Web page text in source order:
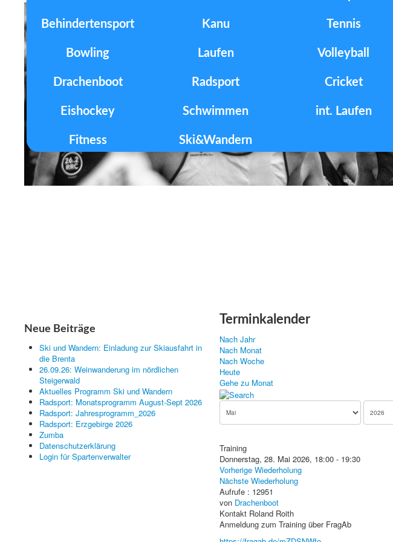
Behindertensport
Bowling
Drachenboot
Eishockey
Fitness
Kanu
Laufen
Radsport
Schwimmen
Ski&Wandern
Tennis
Volleyball
Cricket
int. Laufen
Neue Beiträge
Ski und Wandern: Einladung zur Skiausfahrt in
die Brenta
26.09.26: Weinwanderung im nördlichen
Steigerwald
Aktuelles Programm Ski und Wandern
Radsport: Monatsprogramm August-Sept 2026
Radsport: Jahresprogramm_2026
Radsport: Erzgebirge 2026
Zumba
Datenschutzerklärung
Login für Spartenverwalter
Terminkalender
Nach Jahr
Nach Monat
Nach Woche
Heute
Gehe zu Monat
Training
Donnerstag, 28. Mai 2026, 18:00 - 19:30
Vorherige Wiederholung
Nächste Wiederholung
Aufrufe: 12951
von Drachenboot
Kontakt Roland Roith
Anmeldung zum Training über FragAb